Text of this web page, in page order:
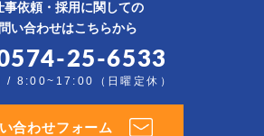
事依頼・採用に関しての
い合わせはこちらから
25-6533
/ 8:00~17:00（日曜定休）
合わせフォーム